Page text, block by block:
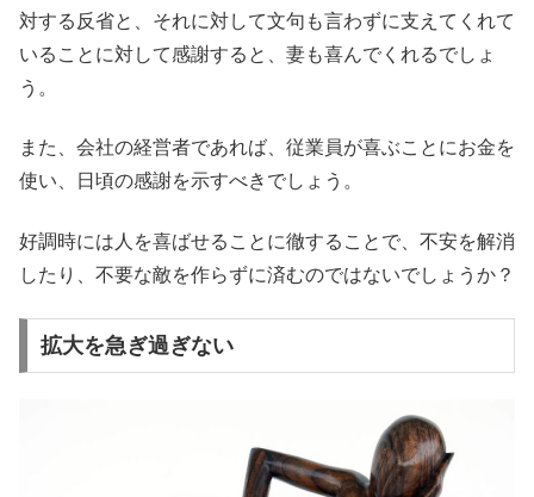
対する反省と、それに対して文句も言わずに支えてくれて
いることに対して感謝すると、妻も喜んでくれるでしょ
う。
また、会社の経営者であれば、従業員が喜ぶことにお金を
使い、日頃の感謝を示すべきでしょう。
好調時には人を喜ばせることに徹することで、不安を解消
したり、不要な敵を作らずに済むのではないでしょうか？
拡大を急ぎ過ぎない